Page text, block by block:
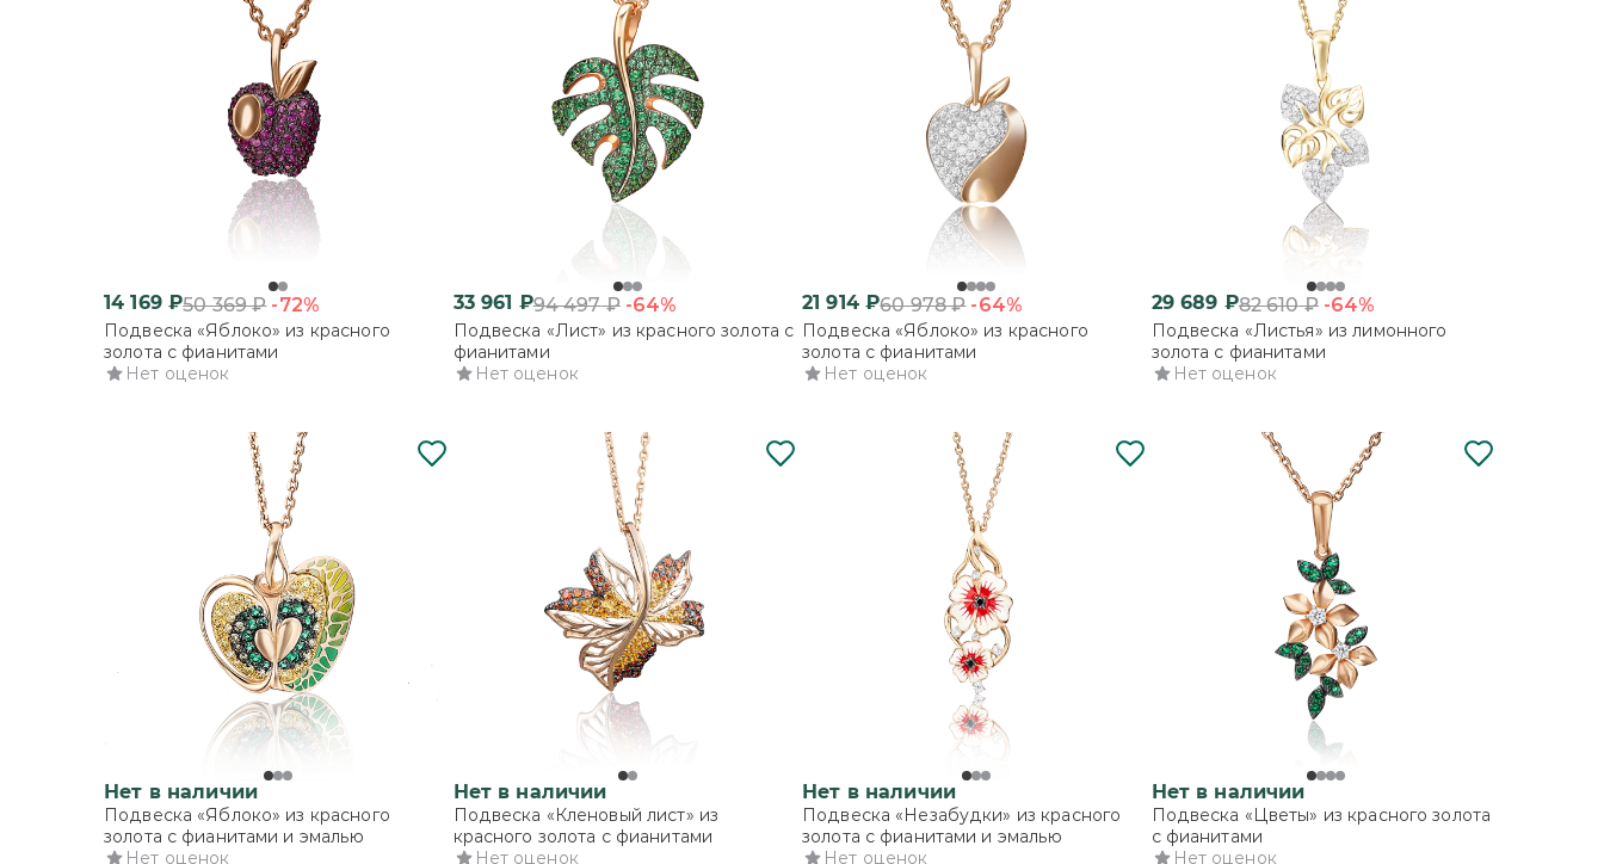
14 169₽50 369₽ -72%
Подвеска «Яблоко» из красного
золота с фианитами
Нет оценок
33 961 ₽94 497₽ -64%
Подвеска «Лист» из красного золота с
фианитами
Нет оценок
21 914₽60 978₽ -64%
Подвеска «Яблоко» из красного
золота с фианитами
Нет оценок
29 689 ₽82 610₽ -64%
Подвеска «Листья» из лимонного
золота с фианитами
Нет оценок
Нет в наличии
Подвеска «Яблоко» из красного
золота с фианитами и эмалью
Нет оценок
Нет в наличии
Подвеска «Кленовый лист» из
красного золота с фианитами
Нет оценок
Нет в наличии
Подвеска «Незабудки» из красного
золота с фианитами и эмалью
Нет оценок
Нет в наличии
Подвеска «Цветы» из красного золота
с фианитами
Нет оценок